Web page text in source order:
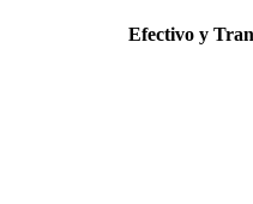
Efectivo y